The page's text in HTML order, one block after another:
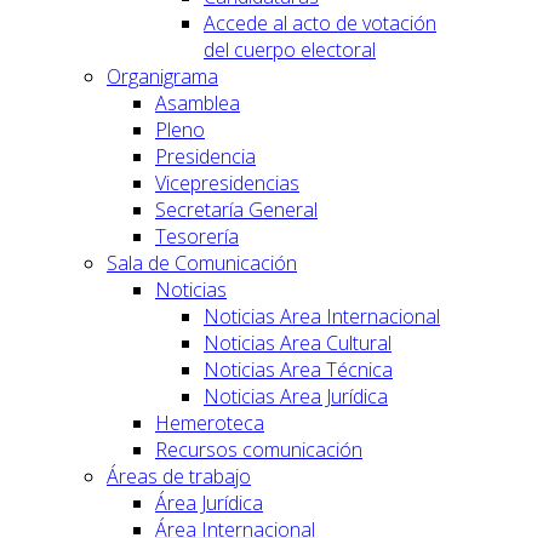
Accede al acto de votación
del cuerpo electoral
Organigrama
Asamblea
Pleno
Presidencia
Vicepresidencias
Secretaría General
Tesorería
Sala de Comunicación
Noticias
Noticias Area Internacional
Noticias Area Cultural
Noticias Area Técnica
Noticias Area Jurídica
Hemeroteca
Recursos comunicación
Áreas de trabajo
Área Jurídica
Área Internacional